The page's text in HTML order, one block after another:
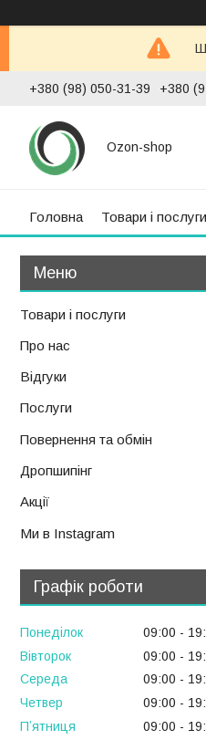
+380 (98) 050-31-39 +380
Ozon-shop
Головна Товари і послуги
Товари і послуги
Про нас
Відгуки
Послуги
Повернення та обмін
Дропшипінг
Акції
Ми в Instagram
Графік роботи
Понеділок 09:00
Вівторок
09:00
Середа
09:00
Четвер
09:00
Пʼятниця
09:00